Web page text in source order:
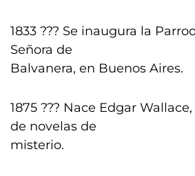
1833 ??? Se inaugura la
Señora de
Balvanera, en Buenos Aires.
1875 ??? Nace Edgar
de novelas de
misterio.